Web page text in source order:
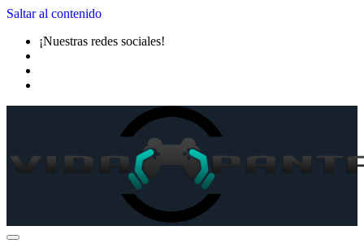
Saltar al contenido
¡Nuestras redes sociales!